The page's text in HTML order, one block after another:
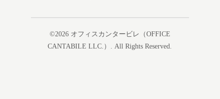
©2026 オフィスカンタービレ（OFFICE
CANTABILE LLC.）
. All Rights Reserved.